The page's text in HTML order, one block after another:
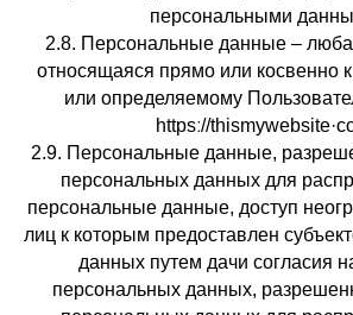
персональными
2.8. Персональные данные –
относящаяся прямо или косвенно
или определяемому
httpsː//
2.9. Персональные данные,
персональных данных для
персональные данные, доступ
лиц к которым предоставлен
данных путем дачи согласия
персональных данных,